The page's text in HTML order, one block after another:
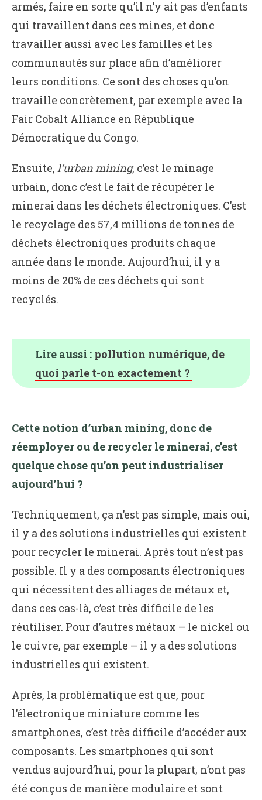
armés, faire en sorte qu’il n’y ait pas d’enfants
qui travaillent dans ces mines, et donc
travailler aussi avec les familles et les
communautés sur place afin d’améliorer
leurs conditions. Ce sont des choses qu’on
travaille concrètement, par exemple avec la
Fair Cobalt Alliance en République
Démocratique du Congo.
Ensuite, l’urban mining, c’est le minage
urbain, donc c’est le fait de récupérer le
minerai dans les déchets électroniques. C’est
le recyclage des 57,4 millions de tonnes de
déchets électroniques produits chaque
année dans le monde. Aujourd’hui, il y a
moins de 20% de ces déchets qui sont
recyclés.
Lire aussi : pollution numérique, de
quoi parle t-on exactement ?
Cette notion d’urban mining, donc de
réemployer ou de recycler le minerai, c’est
quelque chose qu’on peut industrialiser
aujourd’hui ?
Techniquement, ça n’est pas simple, mais oui,
il y a des solutions industrielles qui existent
pour recycler le minerai. Après tout n’est pas
possible. Il y a des composants électroniques
qui nécessitent des alliages de métaux et,
dans ces cas-là, c’est très difficile de les
réutiliser. Pour d’autres métaux – le nickel ou
le cuivre, par exemple – il y a des solutions
industrielles qui existent.
Après, la problématique est que, pour
l’électronique miniature comme les
smartphones, c’est très difficile d’accéder aux
composants. Les smartphones qui sont
vendus aujourd’hui, pour la plupart, n’ont pas
été conçus de manière modulaire et sont